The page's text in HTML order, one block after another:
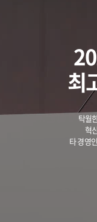
최
탁월
혁
타 경영